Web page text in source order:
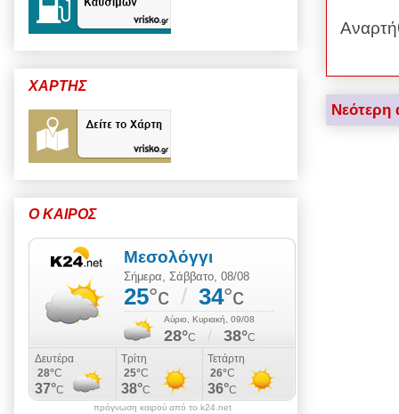
Νεότερη
ΧΑΡΤΗΣ
Ο ΚΑΙΡΟΣ
πρόγνωση καιρού από το k24.net